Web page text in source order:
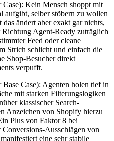
Case): Kein Mensch shoppt mit
aufgibt, selber stöbern zu wollen
ändert aber exakt gar nichts,
Agent-Ready zuträglich
Feed oder cleane
Strich schlicht und einfach die
Shop-Besucher direkt
verpufft.
Case): Agenten holen tief in
mit starken Filterungslogiken
klassischer Search-
Anzeichen von Shopify hierzu
Plus von Faktor 8 bei
Ausschlägen von
eine sehr stabile